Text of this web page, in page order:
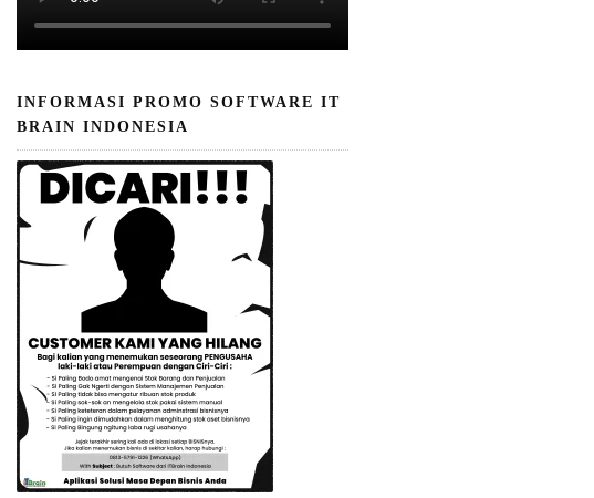
INFORMASI PROMO SOFTWARE IT
BRAIN INDONESIA